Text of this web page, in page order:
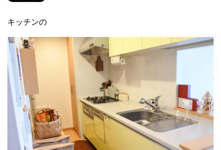
キッチンの